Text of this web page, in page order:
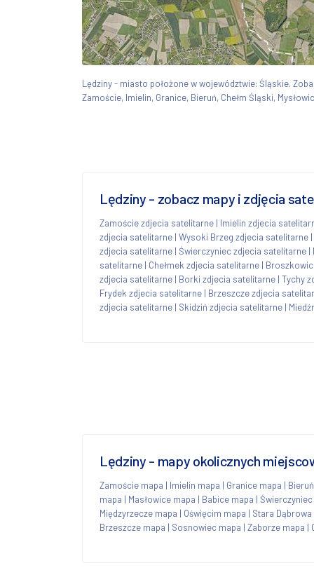
Lędziny - miasto położone w województwie: Śląskie.
Zamoście, Imielin, Granice, Bieruń, Chełm Śląski,
Lędziny - zobacz mapy i zdjęcia
Zamoście zdjecia satelitarne | Imielin zdjecia
zdjecia satelitarne | Wysoki Brzeg zdjecia satelitarne |
zdjecia satelitarne | Świerczyniec zdjecia satelitarne |
satelitarne | Chełmek zdjecia satelitarne |
zdjecia satelitarne | Borki zdjecia satelitarne | Tychy
Frydek zdjecia satelitarne | Brzeszcze zdjecia
zdjecia satelitarne | Skidziń zdjecia satelitarne |
Lędziny - mapy okolicznych
Zamoście mapa | Imielin mapa | Granice mapa |
mapa | Masłowice mapa | Babice mapa |
Międzyrzecze mapa | Oświęcim mapa | Stara
Brzeszcze mapa | Sosnowiec mapa | Zaborze mapa |